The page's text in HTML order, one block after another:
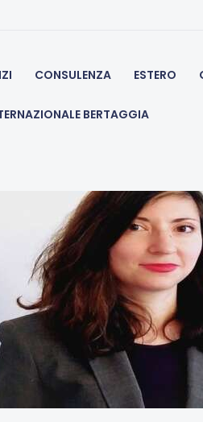
CONSULENZA ESTERO
BERTAGGIA